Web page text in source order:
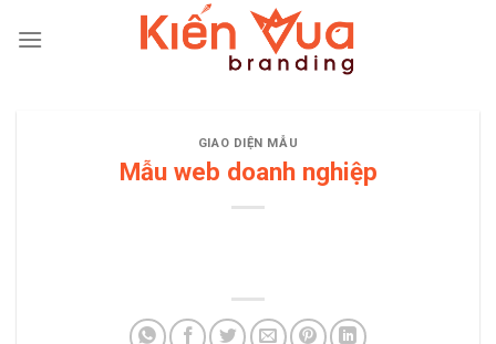
GIAO DIỆN MẪU
Mẫu web doanh nghiệp